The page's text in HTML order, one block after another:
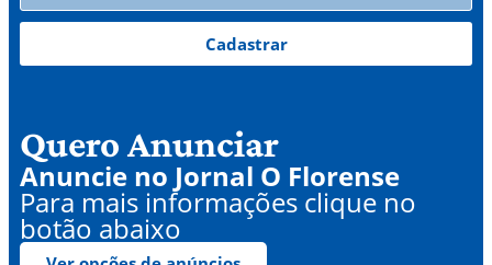
Cadastrar
Quero Anunciar
Anuncie no Jornal O Florense
Para mais informações clique no
botão abaixo